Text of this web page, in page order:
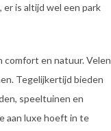
is altijd wel een park
comfort en natuur. Velen
Tegelijkertijd bieden
speeltuinen en
aan luxe hoeft in te